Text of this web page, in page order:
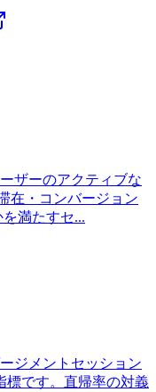
ザーのアクティブな
在・コンバージョン
満たすセ...
ジメントセッション
標です。直帰率の対義